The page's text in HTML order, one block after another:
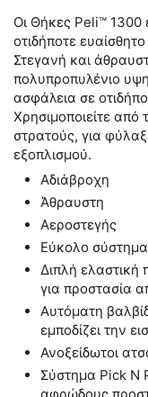
Οι Θήκες Peli™ 1300
οτιδήποτε
Στεγανή και
πολυπροπυλένιο
ασφάλεια σε
Χρησιμοποιείτε από
στρατούς, για
εξοπλισμού.
Αδιάβροχη
Άθραυστη
Αεροστεγής
Εύκολο σύστημα
Διπλή ελαστική
για προστασία
Αυτόματη
εμποδίζει την
Ανοξείδωτοι
Σύστημα Pick N